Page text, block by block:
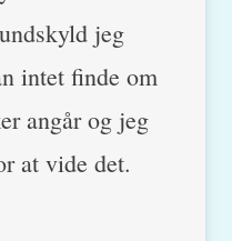
jeg
intet finde om
angår og jeg
at vide det.